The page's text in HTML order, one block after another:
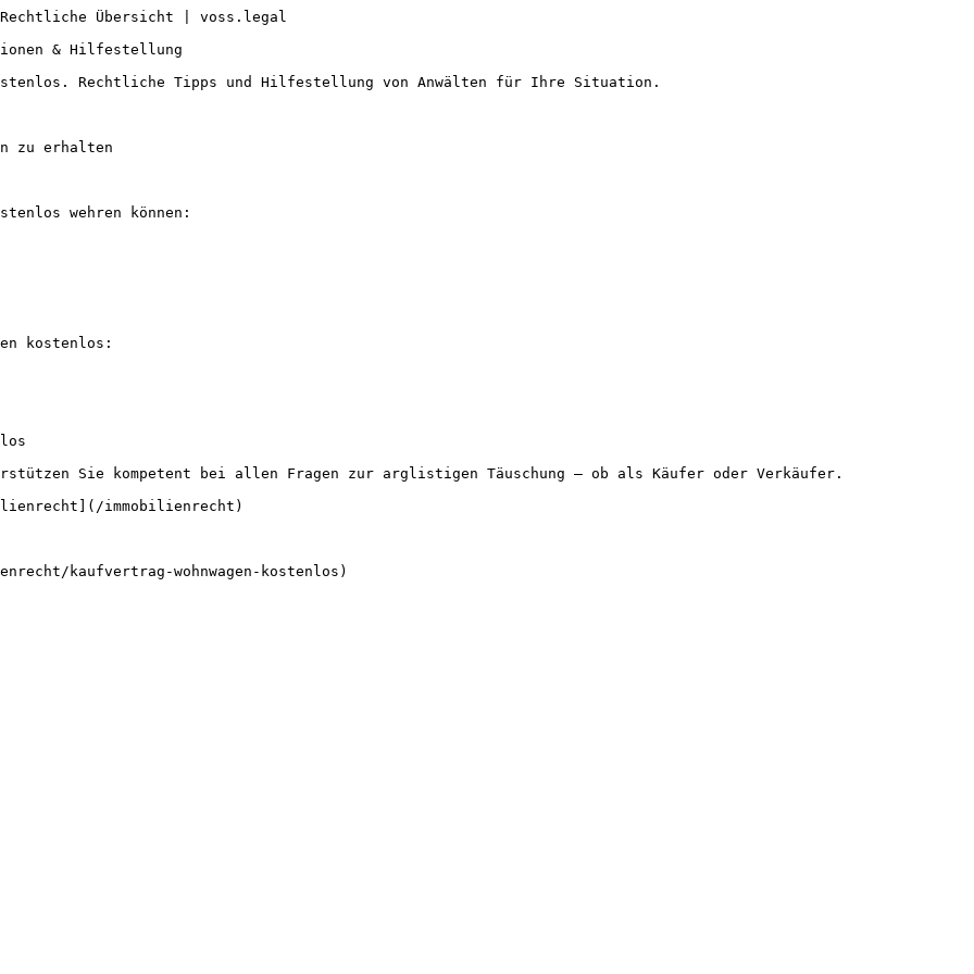
Rechtliche Übersicht | voss.legal
& Hilfestellung
Rechtliche Tipps und Hilfestellung von Anwälten für Ihre Situation.
zu erhalten
wehren können:
kostenlos:
Sie kompetent bei allen Fragen zur arglistigen Täuschung – ob als Käufer oder Verkäufer.
immobilienrecht)